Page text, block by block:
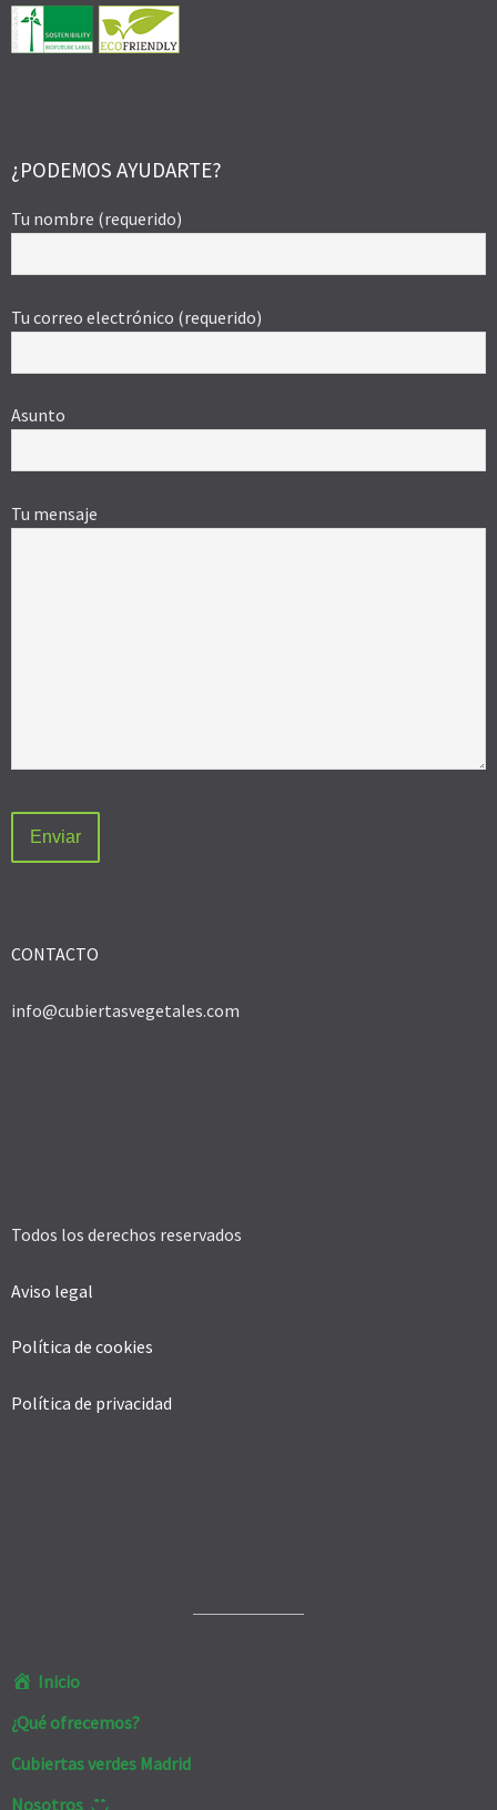
¿PODEMOS AYUDARTE?
Tu nombre (requerido)
Tu correo electrónico (requerido)
Asunto
Tu mensaje
CONTACTO
info@cubiertasvegetales.com
Todos los derechos reservados
Aviso legal
Política de cookies
Política de privacidad
Inicio
¿Qué ofrecemos?
Cubiertas verdes Madrid
Nosotros